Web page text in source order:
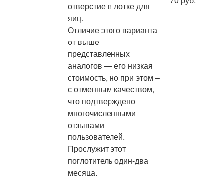
отверстие в лотке для
яиц.
Отличие этого варианта
от выше
представленных
аналогов — его низкая
стоимость, но при этом –
с отменным качеством,
что подтверждено
многочисленными
отзывами
пользователей.
Прослужит этот
поглотитель один-два
месяца.